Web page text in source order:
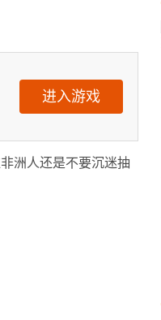
进入游戏
洲人还是不要沉迷抽